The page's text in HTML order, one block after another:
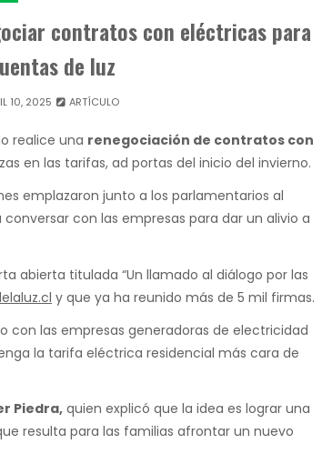
contratos con eléctricas para
de luz
10, 2025 ARTÍCULO
realice una renegociación de contratos con
en las tarifas, ad portas del inicio del invierno.
emplazaron junto a los parlamentarios al
con las empresas para dar un alivio a
abierta titulada “Un llamado al diálogo por las
y que ya ha reunido más de 5 mil firmas.
con las empresas generadoras de electricidad
la tarifa eléctrica residencial más cara de
Piedra, quien explicó que la idea es lograr una
resulta para las familias afrontar un nuevo